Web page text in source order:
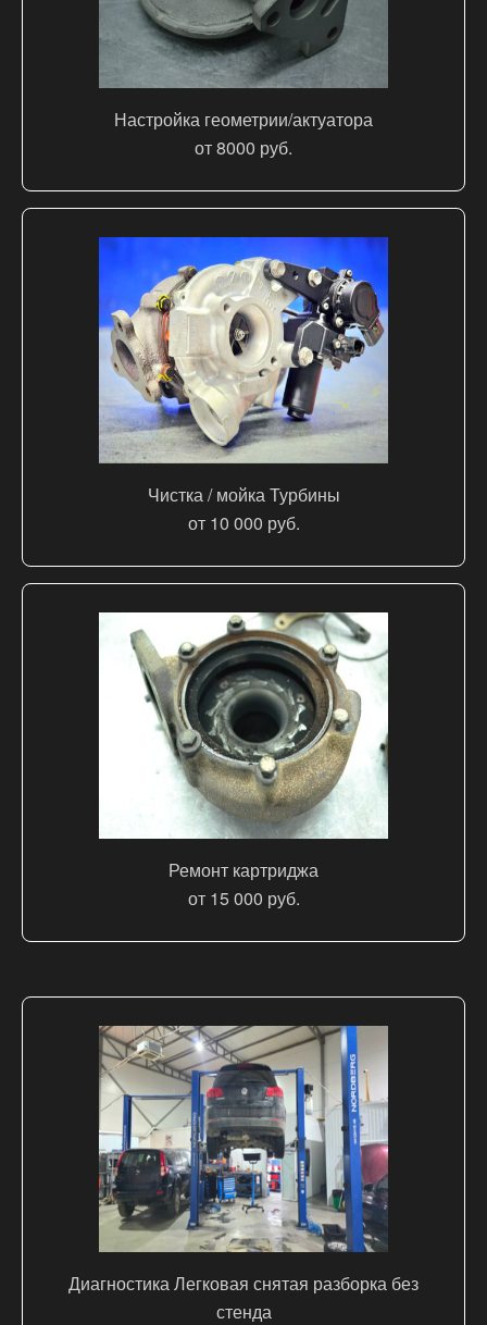
Настройка геометрии/актуатора
от 8000 руб.
Чистка / мойка Турбины
от 10 000 руб.
Ремонт картриджа
от 15 000 руб.
Диагностика Легковая снятая разборка без
стенда